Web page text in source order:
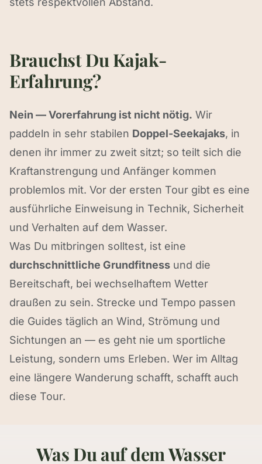
Brauchst Du Kajak-
Erfahrung?
Nein — Vorerfahrung ist nicht nötig. Wir
paddeln in sehr stabilen Doppel-Seekajaks, in
denen ihr immer zu zweit sitzt; so teilt sich die
Kraftanstrengung und Anfänger kommen
problemlos mit. Vor der ersten Tour gibt es eine
ausführliche Einweisung in Technik, Sicherheit
und Verhalten auf dem Wasser.
Was Du mitbringen solltest, ist eine
durchschnittliche Grundfitness und die
Bereitschaft, bei wechselhaftem Wetter
draußen zu sein. Strecke und Tempo passen
die Guides täglich an Wind, Strömung und
Sichtungen an — es geht nie um sportliche
Leistung, sondern ums Erleben. Wer im Alltag
eine längere Wanderung schafft, schafft auch
diese Tour.
Was Du auf dem Wasser